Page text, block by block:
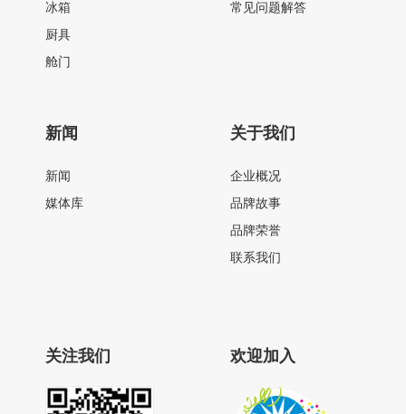
冰箱
厨具
舱门
常见问题解答
新闻
新闻
媒体库
关于我们
企业概况
品牌故事
品牌荣誉
联系我们
关注我们 欢迎加入